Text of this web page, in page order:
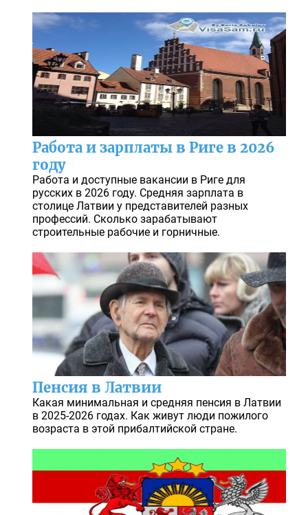
Работа и зарплаты в Риге в 2026
году
Работа и доступные вакансии в Риге для
русских в 2026 году. Средняя зарплата в
столице Латвии у представителей разных
профессий. Сколько зарабатывают
строительные рабочие и горничные.
Пенсия в Латвии
Какая минимальная и средняя пенсия в Латвии
в 2025-2026 годах. Как живут люди пожилого
возраста в этой прибалтийской стране.